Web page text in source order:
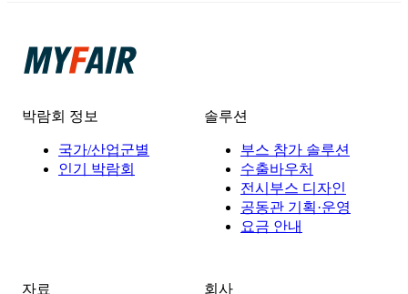
박람회 정보
국가/산업군별
인기 박람회
솔루션
부스 참가 솔루션
수출바우처
전시부스 디자인
공동관 기획·운영
요금 안내
자료 회사